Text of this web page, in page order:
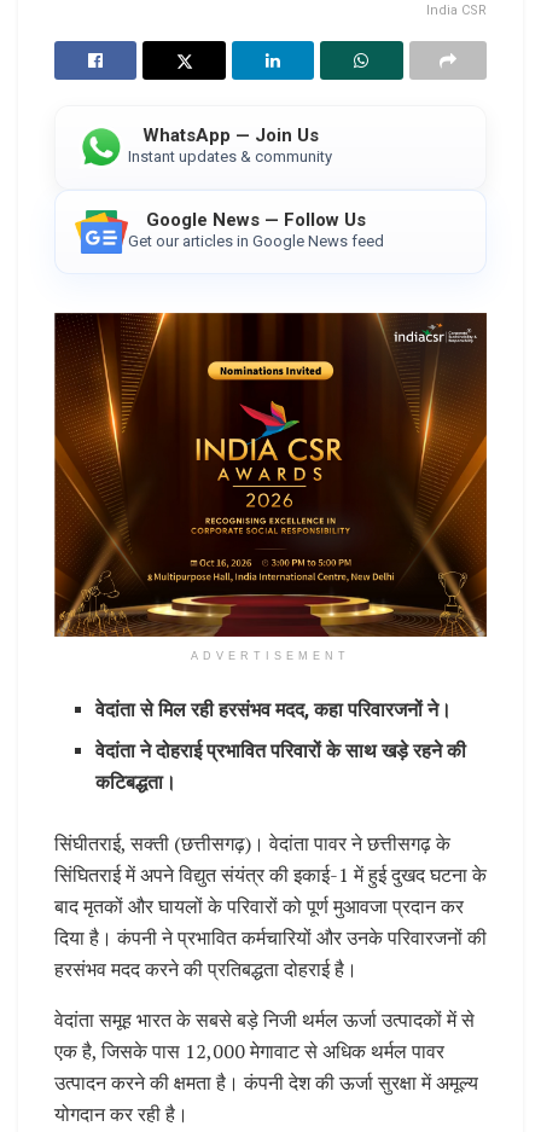
India CSR
WhatsApp — Join Us
Instant updates & community
Google News — Follow Us
Get our articles in Google News feed
ADVERTISEMENT
वेदांता से मिल रही हरसंभव मदद, कहा परिवारजनों ने।
वेदांता ने दोहराई प्रभावित परिवारों के साथ खड़े रहने की
कटिबद्धता।
सिंघीतराई, सक्ती (छत्तीसगढ़)। वेदांता पावर ने छत्तीसगढ़ के
सिंघितराई में अपने विद्युत संयंत्र की इकाई-1 में हुई दुखद घटना के
बाद मृतकों और घायलों के परिवारों को पूर्ण मुआवजा प्रदान कर
दिया है। कंपनी ने प्रभावित कर्मचारियों और उनके परिवारजनों की
हरसंभव मदद करने की प्रतिबद्धता दोहराई है।
वेदांता समूह भारत के सबसे बड़े निजी थर्मल ऊर्जा उत्पादकों में से
एक है, जिसके पास 12,000 मेगावाट से अधिक थर्मल पावर
उत्पादन करने की क्षमता है। कंपनी देश की ऊर्जा सुरक्षा में अमूल्य
योगदान कर रही है।